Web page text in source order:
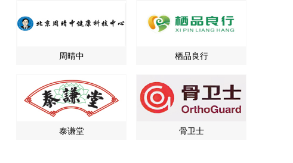
周晴中 栖品良行
泰谦堂 骨卫士